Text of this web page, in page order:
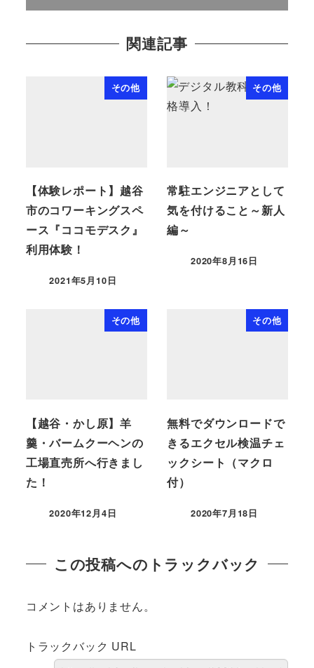
関連記事
その他
【体験レポート】越谷
市のコワーキングスペ
ース『ココモデスク』
利用体験！
2021年5月10日
その他
常駐エンジニアとして
気を付けること～新人
編～
2020年8月16日
その他
【越谷・かし原】羊
羹・バームクーヘンの
工場直売所へ行きまし
た！
2020年12月4日
その他
無料でダウンロードで
きるエクセル検温チェ
ックシート（マクロ
付）
2020年7月18日
この投稿へのトラックバック
コメントはありません。
トラックバック URL